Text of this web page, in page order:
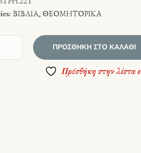
ΒΙΒΛΙΑ, ΘΕΟΜΗΤΟΡΙΚΑ
ΠΡΟΣΘΉΚΗ ΣΤΟ ΚΑΛΆΘΙ
Πρόσθήκη στην λίστα